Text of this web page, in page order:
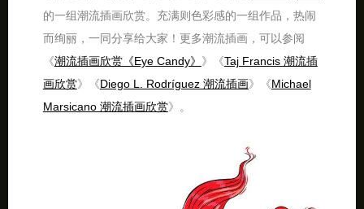
的一组潮流插画欣赏。充满则色彩感的一组作品，热闹
而绚丽，一同分享给大家！更多潮流插画，可以参阅
《潮流插画欣赏《Eye Candy》 》《Taj Francis 潮流插
画欣赏》《Diego L. Rodríguez 潮流插画》《Michael
Marsicano 潮流插画欣赏》。